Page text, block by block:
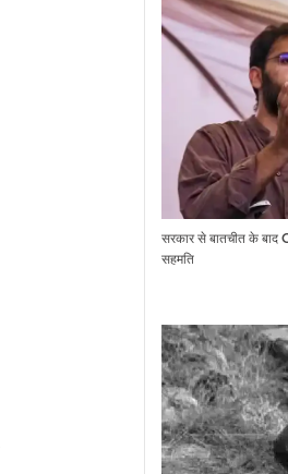
सरकार से बातचीत के बाद
सहमति